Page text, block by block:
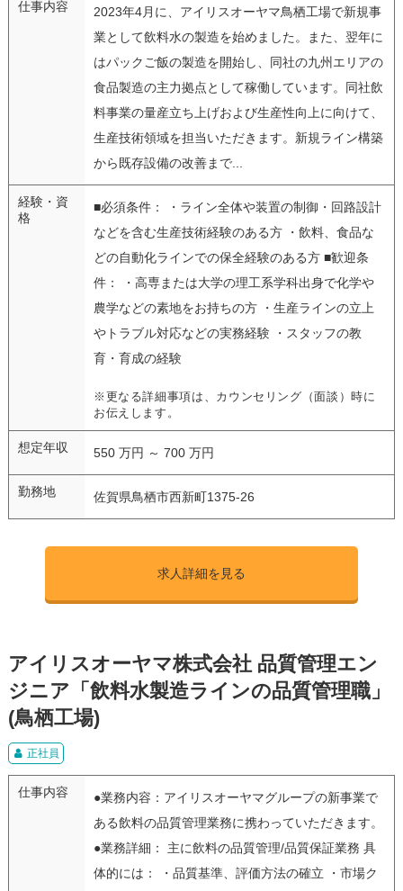
仕事内容
2023年4月に、アイリスオーヤマ鳥栖工場で新規事
業として飲料水の製造を始めました。また、翌年に
はパックご飯の製造を開始し、同社の九州エリアの
食品製造の主力拠点として稼働しています。同社飲
料事業の量産立ち上げおよび生産性向上に向けて、
生産技術領域を担当いただきます。新規ライン構築
から既存設備の改善まで...
経験・資
格
■必須条件： ・ライン全体や装置の制御・回路設計
などを含む生産技術経験のある方 ・飲料、食品な
どの自動化ラインでの保全経験のある方 ■歓迎条
件： ・高専または大学の理工系学科出身で化学や
農学などの素地をお持ちの方 ・生産ラインの立上
やトラブル対応などの実務経験 ・スタッフの教
育・育成の経験
※更なる詳細事項は、カウンセリング（面談）時に
お伝えします。
想定年収 550 万円 ～ 700 万円
勤務地 佐賀県鳥栖市西新町1375-26
求人詳細を見る
アイリスオーヤマ株式会社 品質管理エン
ジニア「飲料水製造ラインの品質管理職」
(鳥栖工場)
正社員
仕事内容
●業務内容：アイリスオーヤマグループの新事業で
ある飲料の品質管理業務に携わっていただきます。
●業務詳細： 主に飲料の品質管理/品質保証業務 具
体的には： ・品質基準、評価方法の確立 ・市場ク